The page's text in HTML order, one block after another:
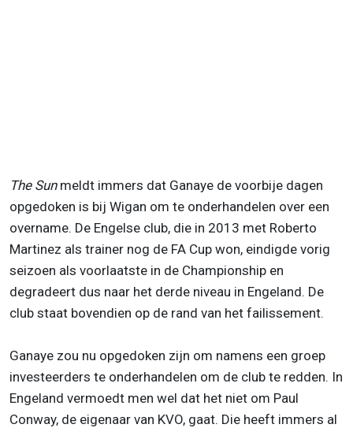
The Sun meldt immers dat Ganaye de voorbije dagen
opgedoken is bij Wigan om te onderhandelen over een
overname. De Engelse club, die in 2013 met Roberto
Martinez als trainer nog de FA Cup won, eindigde vorig
seizoen als voorlaatste in de Championship en
degradeert dus naar het derde niveau in Engeland. De
club staat bovendien op de rand van het failissement.
Ganaye zou nu opgedoken zijn om namens een groep
investeerders te onderhandelen om de club te redden. In
Engeland vermoedt men wel dat het niet om Paul
Conway, de eigenaar van KVO, gaat. Die heeft immers al